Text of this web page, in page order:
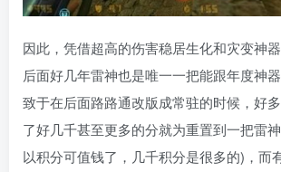
因此，凭借超高的伤害稳居生化和灾变神
后面好几年雷神也是唯一一把能跟年度神
致于在后面路路通改版成常驻的时候，好
了好几千甚至更多的分就为重置到一把雷
以积分可值钱了，几千积分是很多的)，而